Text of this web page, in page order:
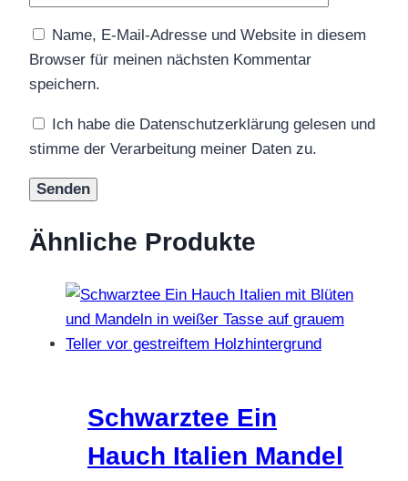
Name, E-Mail-Adresse und Website in diesem
Browser für meinen nächsten Kommentar
speichern.
Ich habe die Datenschutzerklärung gelesen und
stimme der Verarbeitung meiner Daten zu.
Ähnliche Produkte
Schwarztee Ein
Hauch Italien Mandel